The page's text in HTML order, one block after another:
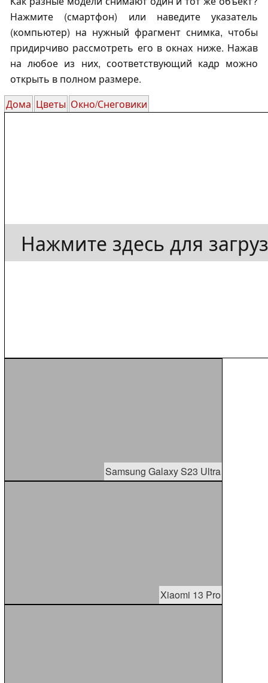
Нажмите (смартфон) или наведите указатель
(компьютер) на нужный фрагмент снимка, чтобы
придирчиво рассмотреть его в окнах ниже. Нажав
на любое из них, соответствующий кадр можно
открыть в полном размере.
Дома Цветы Окно/Снеговики
Нажмите здесь для
Samsung Galaxy S23 Ultra
Xiaomi 13 Pro